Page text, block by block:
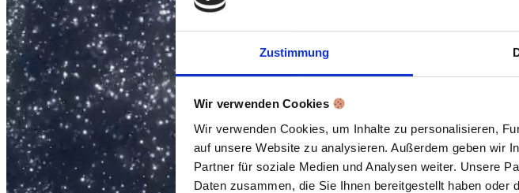
Zustimmung
Wir verwenden Cookies
Wir verwenden Cookies, um Inhalte zu personalisieren,
auf unsere Website zu analysieren. Außerdem geben wir
Partner für soziale Medien und Analysen weiter. Unsere
Daten zusammen, die Sie Ihnen bereitgestellt haben